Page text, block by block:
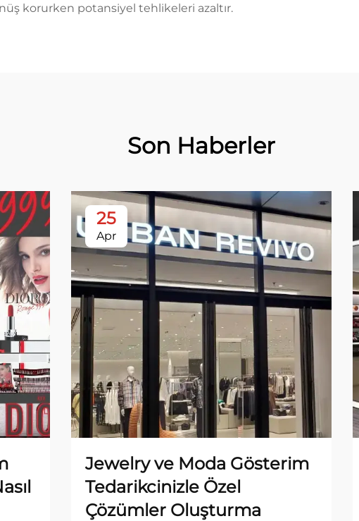
korurken potansiyel tehlikeleri azaltır.
Son Haberler
25
Apr
Jewelry ve Moda Gösterim
Tedarikcinizle Özel
Çözümler Oluşturma